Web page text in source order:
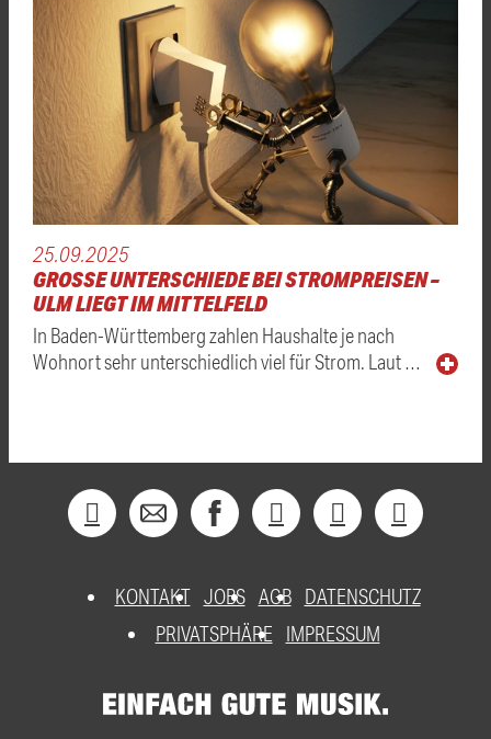
25.09.2025
GROSSE UNTERSCHIEDE BEI STROMPREISEN – U
LM LIEGT IM MITTELFELD
In Baden-Württemberg zahlen Haushalte je nach
Wohnort sehr unterschiedlich viel für Strom. Laut …
KONTAKT JOBS AGB DATENSCHUTZ
PRIVATSPHÄRE
IMPRESSUM